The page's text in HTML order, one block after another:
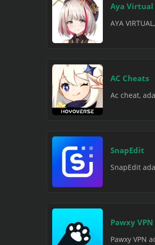
Aya Virtual
AYA
AC Cheats
Ac cheat,
SnapEdit
SnapEdit
Pawxy VPN
Pawxy VPN